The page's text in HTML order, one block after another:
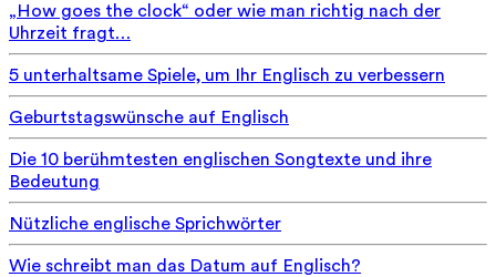
„How goes the clock“ oder wie man richtig nach der
Uhrzeit fragt…
5 unterhaltsame Spiele, um Ihr Englisch zu verbessern
Geburtstagswünsche auf Englisch
Die 10 berühmtesten englischen Songtexte und ihre
Bedeutung
Nützliche englische Sprichwörter
Wie schreibt man das Datum auf Englisch?